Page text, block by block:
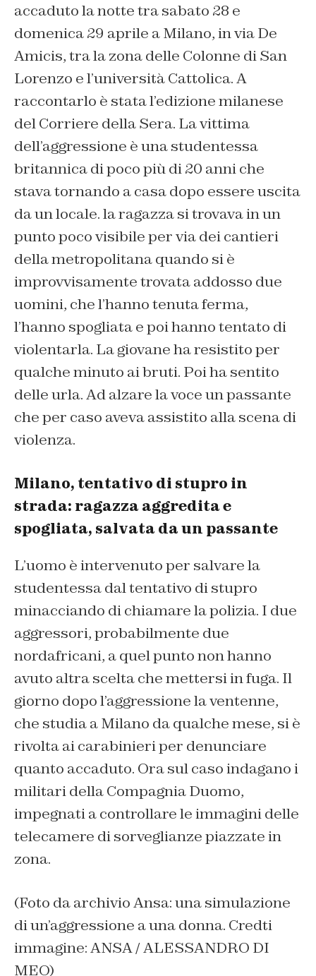
accaduto la notte tra sabato 28 e
domenica 29 aprile a Milano, in via De
Amicis, tra la zona delle Colonne di San
Lorenzo e l’università Cattolica. A
raccontarlo è stata l’edizione milanese
del Corriere della Sera. La vittima
dell’aggressione è una studentessa
britannica di poco più di 20 anni che
stava tornando a casa dopo essere uscita
da un locale. la ragazza si trovava in un
punto poco visibile per via dei cantieri
della metropolitana quando si è
improvvisamente trovata addosso due
uomini, che l’hanno tenuta ferma,
l’hanno spogliata e poi hanno tentato di
violentarla. La giovane ha resistito per
qualche minuto ai bruti. Poi ha sentito
delle urla. Ad alzare la voce un passante
che per caso aveva assistito alla scena di
violenza.
Milano, tentativo di stupro in
strada: ragazza aggredita e
spogliata, salvata da un passante
L’uomo è intervenuto per salvare la
studentessa dal tentativo di stupro
minacciando di chiamare la polizia. I due
aggressori, probabilmente due
nordafricani, a quel punto non hanno
avuto altra scelta che mettersi in fuga. Il
giorno dopo l’aggressione la ventenne,
che studia a Milano da qualche mese, si è
rivolta ai carabinieri per denunciare
quanto accaduto. Ora sul caso indagano i
militari della Compagnia Duomo,
impegnati a controllare le immagini delle
telecamere di sorveglianze piazzate in
zona.
(Foto da archivio Ansa: una simulazione
di un’aggressione a una donna. Credti
immagine: ANSA / ALESSANDRO DI
MEO)